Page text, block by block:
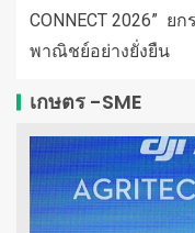
CONNECT 2026”
พาณิชย์อย่างยั่งยืน
เกษตร -SME